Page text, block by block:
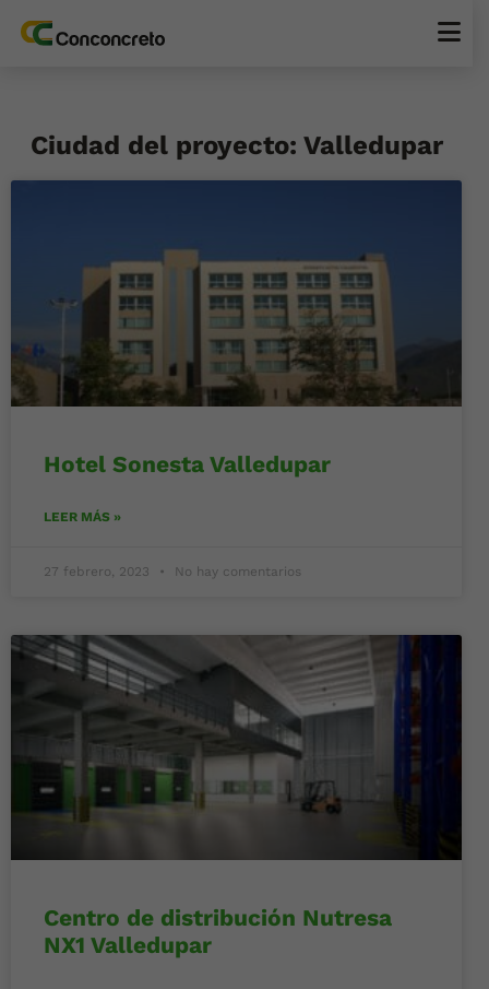
Ciudad del proyecto: Valledupar
Hotel Sonesta Valledupar
LEER MÁS »
27 febrero, 2023 No hay comentarios
Centro de distribución Nutresa
NX1 Valledupar